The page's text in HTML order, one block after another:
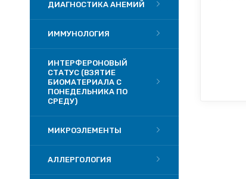
ДИАГНОСТИКА АНЕМИЙ
ИММУНОЛОГИЯ
ИНТЕРФЕРОНОВЫЙ
СТАТУС (ВЗЯТИЕ
БИОМАТЕРИАЛА С
ПОНЕДЕЛЬНИКА ПО
СРЕДУ)
МИКРОЭЛЕМЕНТЫ
АЛЛЕРГОЛОГИЯ